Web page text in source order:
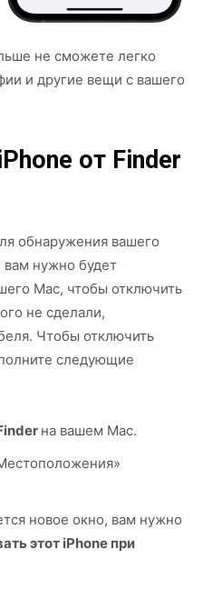
не сможете легко
и другие вещи с вашего
от Finder
обнаружения вашего
вам нужно будет
Mac, чтобы отключить
не сделали,
Чтобы отключить
следующие
на вашем Mac.
новое окно, вам нужно
этот iPhone при